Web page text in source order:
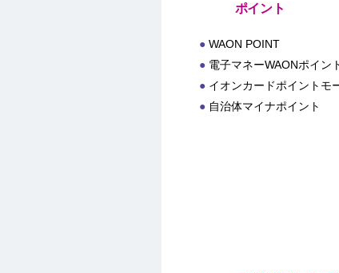
ポイント
WAON POINT
電子マネーWAONポイン
イオンカードポイントモ
自治体マイナポイント